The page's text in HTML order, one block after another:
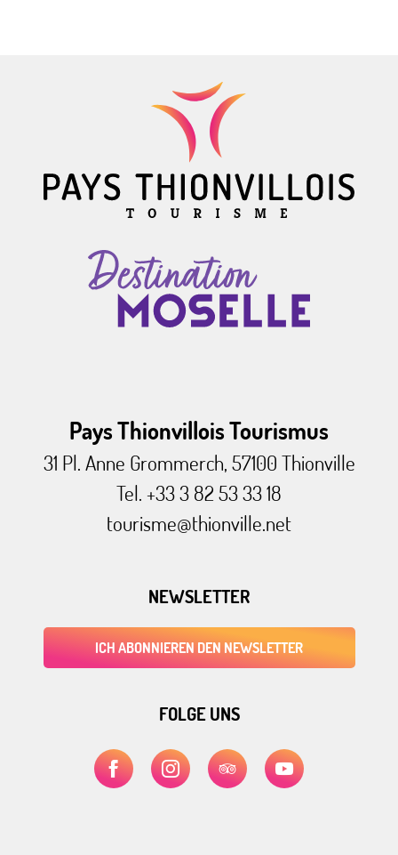
Pays Thionvillois Tourismus
31 Pl. Anne Grommerch, 57100 Thionville
Tel. +33 3 82 53 33 18
tourisme@thionville.net
NEWSLETTER
ICH ABONNIEREN DEN NEWSLETTER
FOLGE UNS